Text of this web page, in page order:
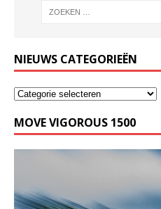
NIEUWS CATEGORIEËN
MOVE VIGOROUS 1500